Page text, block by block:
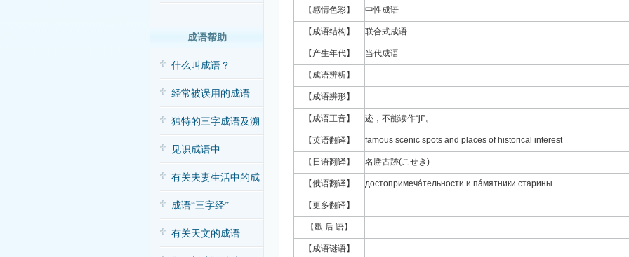
成语帮助
什么叫成语？
经常被误用的成语
独特的三字成语及溯
源
见识成语中
的“三”与“五”
有关夫妻生活中的成
语应用（搞笑
成语“三字经”
有关天文的成语
【感情色彩】 中性成语
【成语结构】 联合式成语
【产生年代】 当代成语
【成语辨析】
【成语辨形】
【成语正音】 迹，不能读作“jī”。
【英语翻译】 famous scenic spots and places of historical interest
【日语翻译】 名勝古跡(こせき)
【俄语翻译】 достопримечáтельности и пáмятники старины
【更多翻译】
【歇 后 语】
【成语谜语】